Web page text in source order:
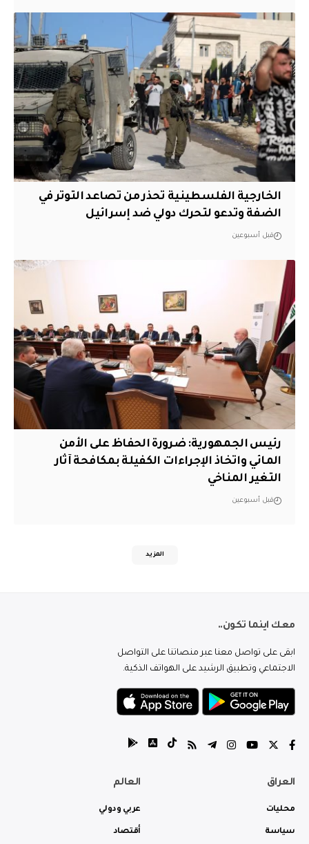
الخارجية الفلسطينية تحذر من تصاعد التوتر في
الضفة وتدعو لتحرك دولي ضد إسرائيل
قبل أسبوعين
رئيس الجمهورية: ضرورة الحفاظ على الأمن
المائي واتخاذ الإجراءات الكفيلة بمكافحة آثار
التغير المناخي
قبل أسبوعين
المزيد
معك اينما تكون..
ابقى على تواصل معنا عبر منصاتنا على التواصل
الاجتماعي وتطبيق الرشيد على الهواتف الذكية.
العراق
محليات
سياسة
العالم
عربي ودولي
أقتصاد